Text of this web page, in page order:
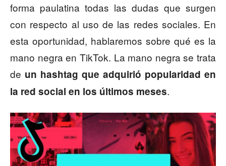
forma paulatina todas las dudas que surgen
con respecto al uso de las redes sociales. En
esta oportunidad, hablaremos sobre qué es la
mano negra en TikTok. La mano negra se trata
de un hashtag que adquirió popularidad en
la red social en los últimos meses.